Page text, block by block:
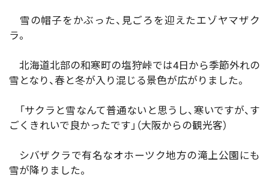
雪の帽子をかぶった、見ごろを迎えたエゾヤマザク
ラ。
北海道北部の和寒町の塩狩峠では4日から季節外れの
雪となり、春と冬が入り混じる景色が広がりました。
「サクラと雪なんて普通ないと思うし、寒いですが、す
ごくきれいで良かったです」（大阪からの観光客）
シバザクラで有名なオホーツク地方の滝上公園にも
雪が降りました。